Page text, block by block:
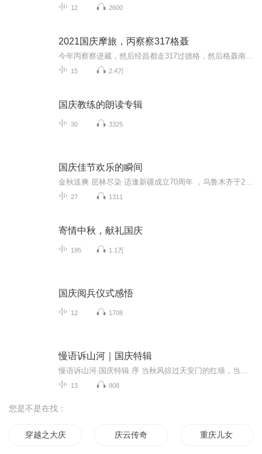
12 2600
2021国庆摩旅，丙察察317格聂
15 2.4万
国庆教练的朗读专辑
30 3325
国庆佳节欢乐的瞬间
27 1311
寄情中秋，献礼国庆
195 1.1万
国庆阅兵仪式感悟
12 1708
慢语诉山河｜国庆特辑
13 808
您是不是在找：
穿越之大庆帝国 庆云传奇 重庆儿女